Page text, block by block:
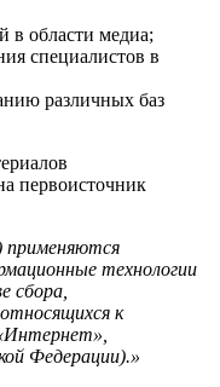
в области медиа;
специалистов в
различных баз
первоисточник
применяются
технологии
сбора,
к
Федерации).»